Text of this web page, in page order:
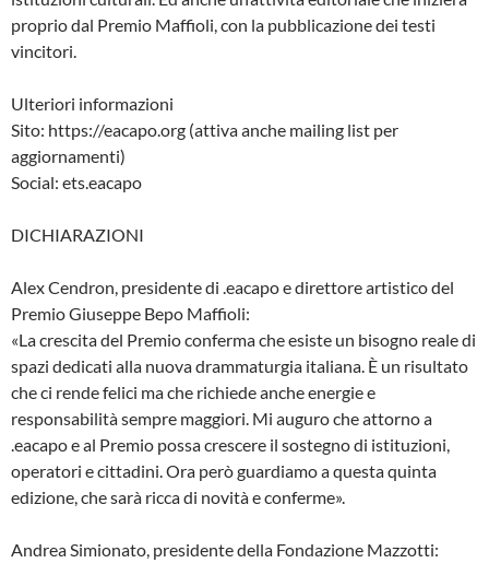
proprio dal Premio Maffioli, con la pubblicazione dei testi
vincitori.
Ulteriori informazioni
Sito: https://eacapo.org (attiva anche mailing list per
aggiornamenti)
Social: ets.eacapo
DICHIARAZIONI
Alex Cendron, presidente di .eacapo e direttore artistico del
Premio Giuseppe Bepo Maffioli:
«La crescita del Premio conferma che esiste un bisogno reale di
spazi dedicati alla nuova drammaturgia italiana. È un risultato
che ci rende felici ma che richiede anche energie e
responsabilità sempre maggiori. Mi auguro che attorno a
.eacapo e al Premio possa crescere il sostegno di istituzioni,
operatori e cittadini. Ora però guardiamo a questa quinta
edizione, che sarà ricca di novità e conferme».
Andrea Simionato, presidente della Fondazione Mazzotti: